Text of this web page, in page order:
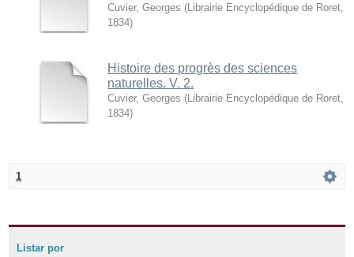
Cuvier, Georges ( Librairie Encyclopédique de Roret
1834)
Histoire des progrès des sciences
naturelles. V. 2.
Cuvier, Georges ( Librairie Encyclopédique de Roret
1834)
1
Listar por